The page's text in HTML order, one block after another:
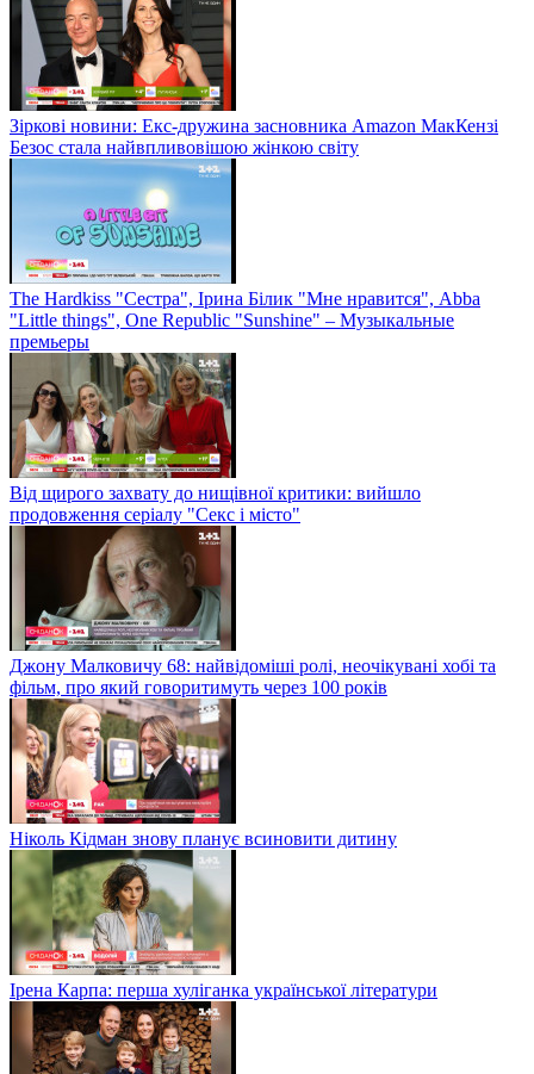
Зіркові новини: Екс-дружина засновника Amazon МакКензі
Безос стала найвпливовішою жінкою світу
The Hardkiss "Сестра", Ірина Білик "Мне нравится", Abba
"Little things", One Republic "Sunshine" – Музыкальные
премьеры
Від щирого захвату до нищівної критики: вийшло
продовження серіалу "Секс і місто"
Джону Малковичу 68: найвідоміші ролі, неочікувані хобі та
фільм, про який говоритимуть через 100 років
Ніколь Кідман знову планує всиновити дитину
Ірена Карпа: перша хуліганка української літератури